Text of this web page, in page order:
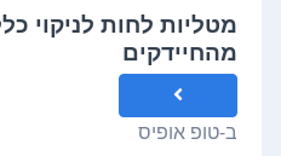
מהחיידקים
ב-טופ אופיס